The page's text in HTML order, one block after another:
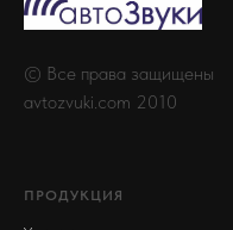
© Все права защищены
avtozvuki.com 2010
ПРОДУКЦИЯ